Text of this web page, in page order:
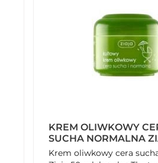
KREM OLIWKOWY
SUCHA NORMALNA
ML
Krem oliwkowy cera